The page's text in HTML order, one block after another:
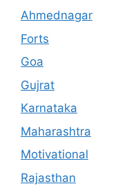
Ahmednagar
Forts
Goa
Gujrat
Karnataka
Maharashtra
Motivational
Rajasthan